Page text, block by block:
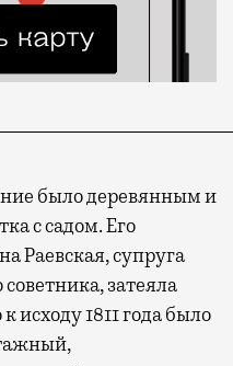
было деревянным и
с садом. Его
Раевская, супруга
советника, затеяла
исходу 1811 года было